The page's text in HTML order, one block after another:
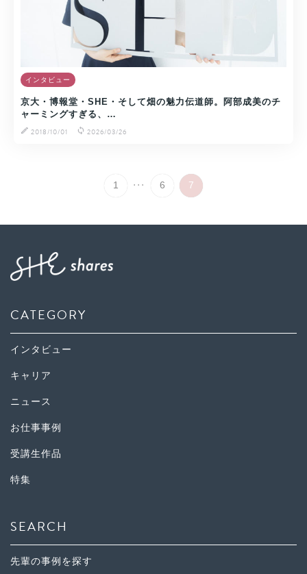
インタビュー
京大・博報堂・SHE・そして畑の魅力伝道師。阿部成美のチ
ャーミングすぎる、…
2018/10/01
2026/03/26
1 ... 6 7
CATEGORY
インタビュー
キャリア
ニュース
お仕事事例
受講生作品
特集
SEARCH
先輩の事例を探す